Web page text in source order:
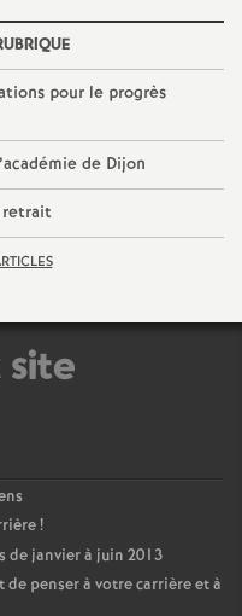
pour le progrès
de Dijon
retrait
site
!
de janvier à juin 2013
penser à votre carrière et à